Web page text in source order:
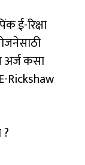
ई-रिक्षा
कसा
Rickshaw